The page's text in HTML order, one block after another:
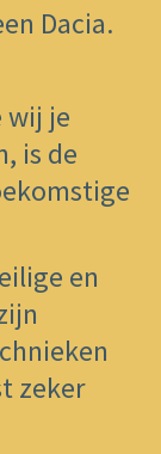
Dacia.​
wij je
is de
en
zeker